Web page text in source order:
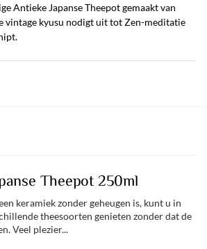
Antieke Japanse Theepot gemaakt van
vintage kyusu nodigt uit tot Zen-meditatie
Theepot 250ml
keramiek zonder geheugen is, kunt u in
theesoorten genieten zonder dat de
Veel plezier...